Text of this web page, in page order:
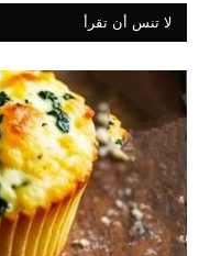
لا تنس أن تقرأ